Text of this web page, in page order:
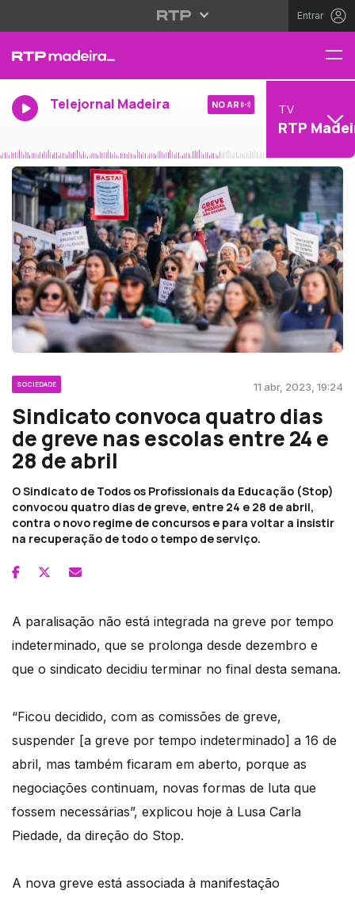
Entrar
Telejornal Madeira NO AR TV
RTP
SOCIEDADE 11 abr, 2023, 19:24
Sindicato convoca quatro dias
de greve nas escolas entre 24 e
28 de abril
O Sindicato de Todos os Profissionais da Educação (Stop)
convocou quatro dias de greve, entre 24 e 28 de abril,
contra o novo regime de concursos e para voltar a insistir
na recuperação de todo o tempo de serviço.
A paralisação não está integrada na greve por tempo
indeterminado, que se prolonga desde dezembro e
que o sindicato decidiu terminar no final desta semana.
“Ficou decidido, com as comissões de greve,
suspender [a greve por tempo indeterminado] a 16 de
abril, mas também ficaram em aberto, porque as
negociações continuam, novas formas de luta que
fossem necessárias”, explicou hoje à Lusa Carla
Piedade, da direção do Stop.
A nova greve está associada à manifestação